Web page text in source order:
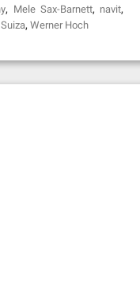
, Mele Sax-Barnett, navit,
Suiza, Werner Hoch